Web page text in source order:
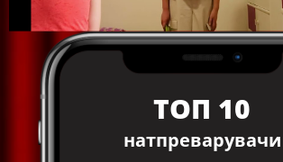
ТОП 10
натпреварувачи